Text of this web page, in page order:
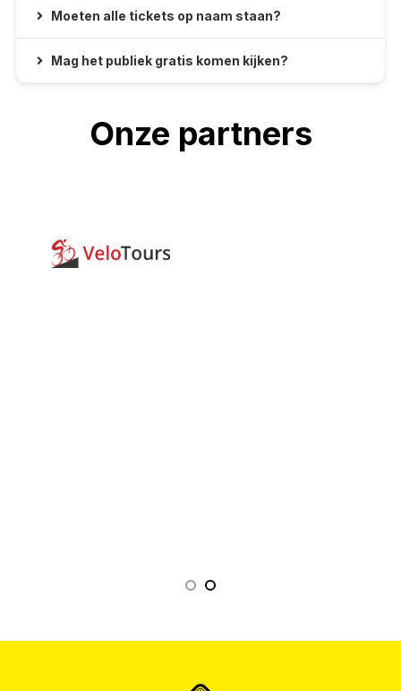
Moeten alle tickets op naam staan?
Mag het publiek gratis komen kijken?
Onze partners